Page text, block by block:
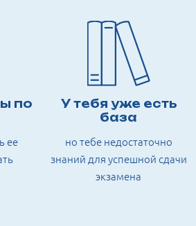
по
ее
У тебя уже есть
база
но тебе недостаточно
знаний для успешной сдачи
экзамена